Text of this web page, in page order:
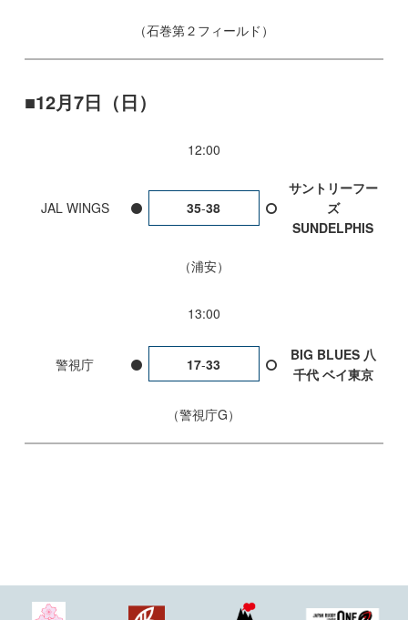
石巻第２フィールド
12月7日（日）
12:00
JAL WINGS 35-38
サントリーフー
ズ
SUNDELPHIS
浦安
13:00
警視庁 17-33
BIG BLUES 八
千代 ベイ東京
警視庁G